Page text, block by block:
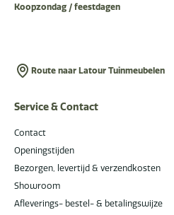
Koopzondag / feestdagen
Route naar Latour Tuinmeubelen
Service & Contact
Contact
Openingstijden
Bezorgen, levertijd & verzendkosten
Showroom
Afleverings- bestel- & betalingswijze